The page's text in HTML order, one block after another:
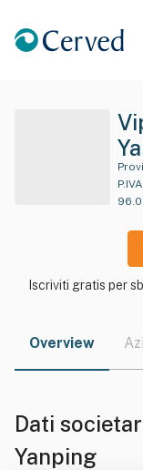
P.IVA:
Iscriviti gratis per
Overview
Dati
Yanping